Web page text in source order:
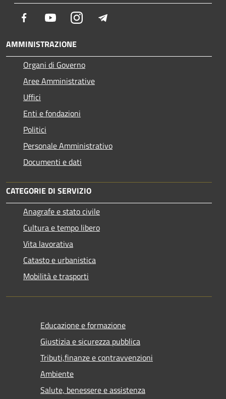
Facebook YoutubeInstagram
AMMINISTRAZIONE
Organi di Governo
Aree Amministrative
Uffici
Enti e fondazioni
Politici
Personale Amministrativo
Documenti e dati
CATEGORIE DI SERVIZIO
Anagrafe e stato civile
Cultura e tempo libero
Vita lavorativa
Catasto e urbanistica
Mobilità e trasporti
Educazione e formazione
Giustizia e sicurezza pubblica
Tributi,finanze e contravvenzioni
Ambiente
Salute, benessere e assistenza